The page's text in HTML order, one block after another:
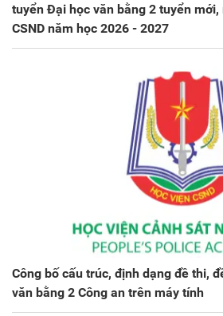
tuyển Đại học văn bằng 2 tuyển mới,
CSND năm học 2026 - 2027
Công bố cấu trúc, định dạng đề thi,
văn bằng 2 Công an trên máy tính